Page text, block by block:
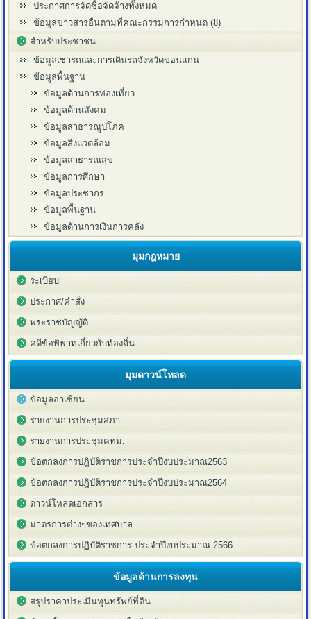
ประกาศการจัดซื้อจัดจ้างทั้งหมด
ข้อมูลข่าวสารอื่นตามที่คณะกรรมการกำหนด (8)
สำหรับประชาชน
ข้อมูลเช่ารถและการเดินรถจังหวัดขอนแก่น
ข้อมูลพื้นฐาน
ข้อมูลด้านการท่องเที่ยว
ข้อมูลด้านสังคม
ข้อมูลสาธารณูปโภค
ข้อมูลสิ่งแวดล้อม
ข้อมูลสาธารณสุข
ข้อมูลการศึกษา
ข้อมูลประชากร
ข้อมูลพื้นฐาน
ข้อมูลด้านการเงินการคลัง
มุมกฎหมาย
ระเบียบ
ประกาศ/คำสั่ง
พระราชบัญญัติ
คดีข้อพิพาทเกี่ยวกับท้องถิ่น
มุมดาวน์โหลด
ข้อมูลอาเซียน
รายงานการประชุมสภา
รายงานการประชุมคทม.
ข้อตกลงการปฎิบัติราชการประจำปีงบประมาณ2563
ข้อตกลงการปฎิบัติราชการประจำปีงบประมาณ2564
ดาวน์โหลดเอกสาร
มาตรการต่างๆของเทศบาล
ข้อตกลงการปฏิบัติราชการ ประจำปีงบประมาณ 2566
ข้อมูลด้านการลงทุน
สรุปราคาประเมินทุนทรัพย์ที่ดิน